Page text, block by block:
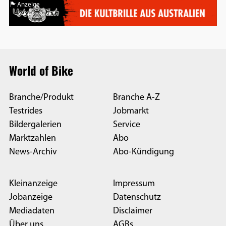
Anzeige
World of Bike
Branche/Produkt
Testrides
Bildergalerien
Marktzahlen
News-Archiv
Branche A-Z
Jobmarkt
Service
Abo
Abo-Kündigung
Kleinanzeige
Jobanzeige
Mediadaten
Impressum
Datenschutz
Disclaimer